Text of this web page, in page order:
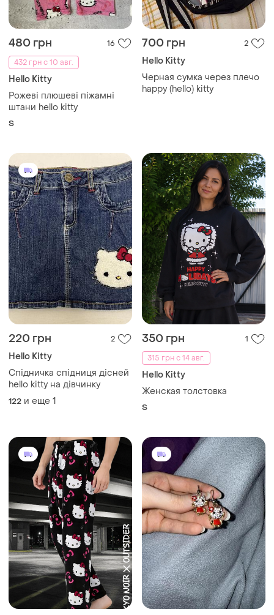
480 грн
16
432 грн с 10 авг.
Hello Kitty
Рожеві плюшеві піжамні
штани hello kitty
S
700 грн 2
Hello Kitty
Черная сумка через плечо
happy (hello) kitty
220 грн 2
Hello Kitty
Спідничка спідниця дісней
hello kitty на дівчинку
122 и еще 1
350 грн
1
315 грн с 14 авг.
Hello Kitty
Женская толстовка
S